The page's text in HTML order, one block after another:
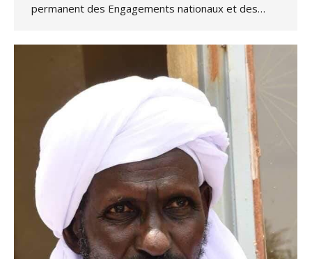
permanent des Engagements nationaux et des…